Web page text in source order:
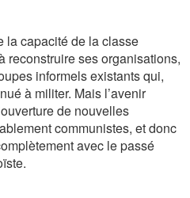
la capacité de la classe
reconstruire ses organisations,
informels existants qui,
à militer. Mais l’avenir
de nouvelles
communistes, et donc
avec le passé